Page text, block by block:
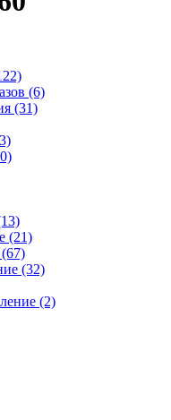
(6)
(31)
(21)
(32)
(2)